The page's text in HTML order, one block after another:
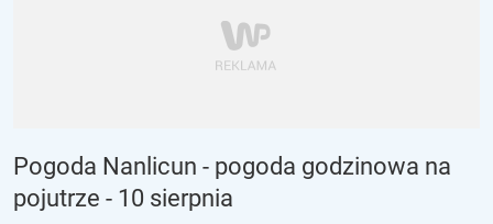
Pogoda Nanlicun - pogoda godzinowa na
pojutrze - 10 sierpnia